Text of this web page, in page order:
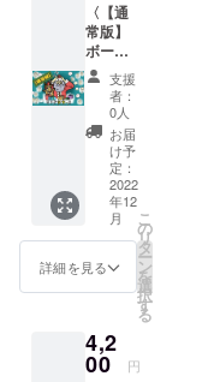
〈【通
常版】
ボード
ゲーム
セッ
ト〉
『サン
タ苦労
ス』✕
支援
者：
0人
お届
け予
定：
2022
年12
月
詳細を見る
こ
の
リ
タ
ー
ン
を
選
択
す
る
4,2
00 円